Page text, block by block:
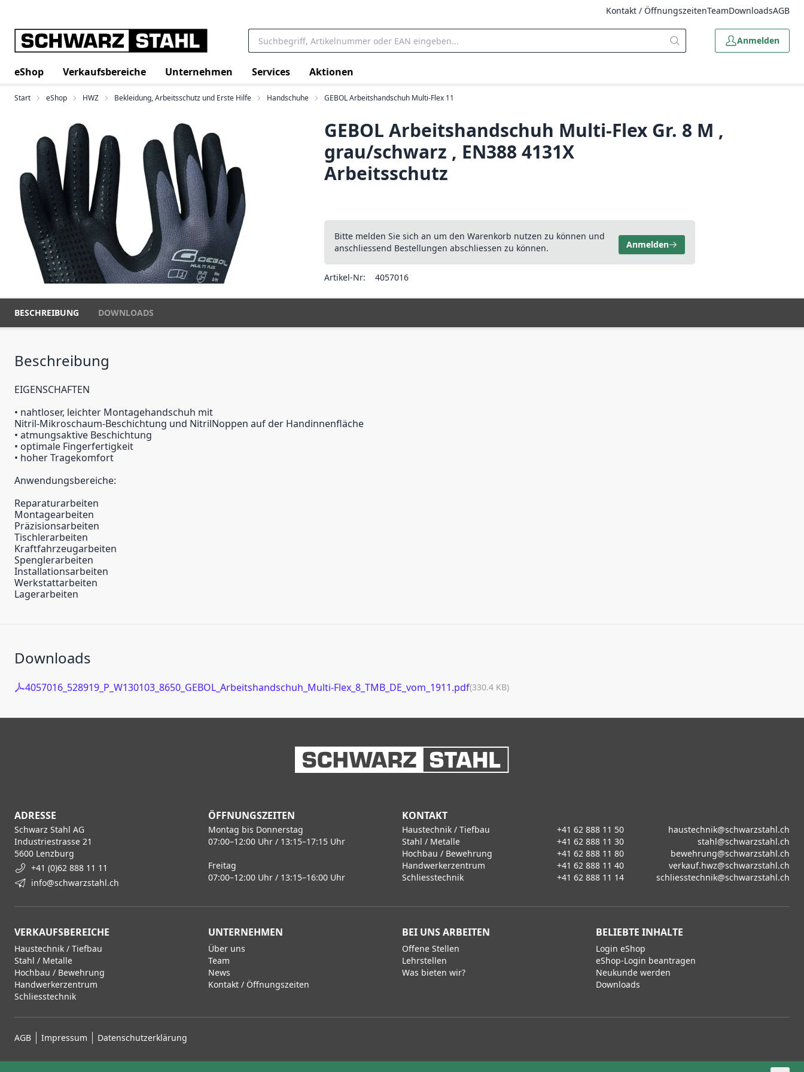
Kontakt / ÖffnungszeitenTeamDownloadsAGB
Anmelden
eShop Verkaufsbereiche Unternehmen Services Aktionen
Start eShop HWZ Bekleidung, Arbeitsschutz und Erste Hilfe Handschuhe GEBOL Arbeitshandschuh Multi-Flex 11
GEBOL Arbeitshandschuh Multi-Flex Gr. 8 M ,
grau/schwarz , EN388 4131X
Arbeitsschutz
Bitte melden Sie sich an um den Warenkorb nutzen zu können und
anschliessend Bestellungen abschliessen zu können.
Anmelden
Artikel-Nr: 4057016
BESCHREIBUNG DOWNLOADS
Beschreibung
EIGENSCHAFTEN
• nahtloser, leichter Montagehandschuh mit
Nitril-Mikroschaum-Beschichtung und NitrilNoppen auf der Handinnenfläche
• atmungsaktive Beschichtung
• optimale Fingerfertigkeit
• hoher Tragekomfort
Anwendungsbereiche:
Reparaturarbeiten
Montagearbeiten
Präzisionsarbeiten
Tischlerarbeiten
Kraftfahrzeugarbeiten
Spenglerarbeiten
Installationsarbeiten
Werkstattarbeiten
Lagerarbeiten
Downloads
4057016_528919_P_W130103_8650_GEBOL_Arbeitshandschuh_Multi-Flex_8_TMB_DE_vom_1911.pdf(330.4 KB)
ADRESSE
Schwarz Stahl AG
Industriestrasse 21
5600 Lenzburg
+41 (0)62 888 11 11
info@schwarzstahl.ch
ÖFFNUNGSZEITEN
Montag bis Donnerstag
07:00–12:00 Uhr / 13:15–17:15 Uhr
Freitag
07:00–12:00 Uhr / 13:15–16:00 Uhr
KONTAKT
Haustechnik / Tiefbau +41 62 888 11 50
haustechnik@schwarzstahl.ch
Stahl / Metalle
+41 62 888 11 30
stahl@schwarzstahl.ch
Hochbau / Bewehrung
+41 62 888 11 80
bewehrung@schwarzstahl.ch
Handwerkerzentrum
+41 62 888 11 40
verkauf.hwz@schwarzstahl.ch
Schliesstechnik
+41 62 888 11 14 schliesstechnik@schwarzstahl.ch
VERKAUFSBEREICHE
Haustechnik / Tiefbau
Stahl / Metalle
Hochbau / Bewehrung
Handwerkerzentrum
Schliesstechnik
UNTERNEHMEN
Über uns
Team
News
Kontakt / Öffnungszeiten
BEI UNS ARBEITEN
Offene Stellen
Lehrstellen
Was bieten wir?
BELIEBTE INHALTE
Login eShop
eShop-Login beantragen
Neukunde werden
Downloads
AGB Impressum Datenschutzerklärung